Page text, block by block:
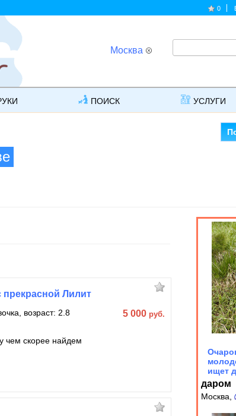
0
Москва
ПОИСК УСЛУГИ
ищет
даром
Москва,
прекрасной Лилит
возраст: 2.8
чем скорее найдем
5 000 руб.